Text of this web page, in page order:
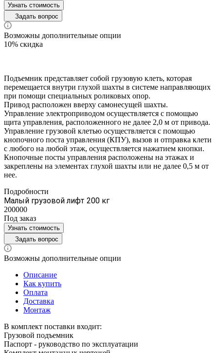
Узнать стоимость
Задать вопрос
Возможны дополнительные опции
10% скидка
Подъемник представляет собой грузовую клеть, которая
перемещается внутри глухой шахты в системе направляющих
при помощи специальных роликовых опор.
Привод расположен вверху самонесущей шахты.
Управление электроприводом осуществляется с помощью
щита управления, расположенного не далее 2,0 м от привода.
Управление грузовой клетью осуществляется с помощью
кнопочного поста управления (КПУ), вызов и отправка клети
с любого на любой этаж, осуществляется нажатием кнопки.
Кнопочные посты управления расположены на этажах и
закреплены на элементах глухой шахты или не далее 0,5 м от
нее.
Подробности
Малый грузовой лифт 200 кг
200000
Под заказ
Узнать стоимость
Задать вопрос
Возможны дополнительные опции
Описание
Как купить
Оплата
Доставка
Монтаж
В комплект поставки входит:
Грузовой подъемник
Паспорт - руководство по эксплуатации